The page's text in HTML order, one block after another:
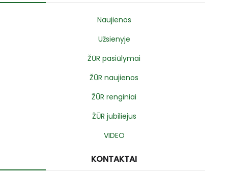
Naujienos
Užsienyje
ŽŪR pasiūlymai
ŽŪR naujienos
ŽŪR renginiai
ŽŪR jubiliejus
VIDEO
KONTAKTAI